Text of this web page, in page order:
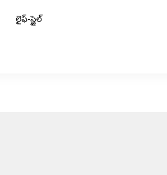
లైఫ్-స్టైల్